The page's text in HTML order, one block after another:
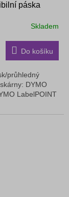
páska
Skladem
Do košíku
průhledný
DYMO
LabelPOINT